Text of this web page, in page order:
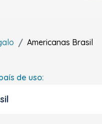
Americanas Brasil
de uso: